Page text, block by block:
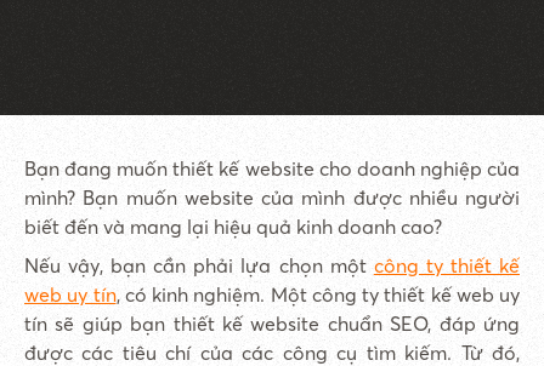
Bạn đang muốn thiết kế website cho doanh nghiệp của
mình? Bạn muốn website của mình được nhiều người
biết đến và mang lại hiệu quả kinh doanh cao?
Nếu vậy, bạn cần phải lựa chọn một công ty thiết kế
web uy tín, có kinh nghiệm. Một công ty thiết kế web uy
tín sẽ giúp bạn thiết kế website chuẩn SEO, đáp ứng
được các tiêu chí của các công cụ tìm kiếm. Từ đó,